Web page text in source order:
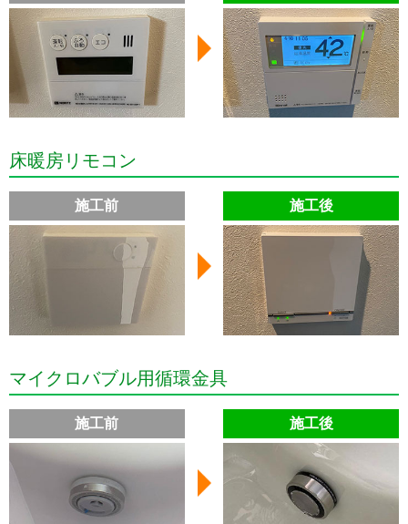
床暖房リモコン
施工前 施工後
マイクロバブル用循環金具
施工前 施工後